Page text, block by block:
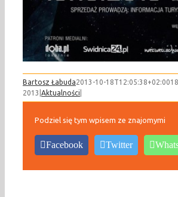
Bartosz Łabuda2013-10-18T12:05:38+02:00
2013 Aktualności
Podziel się tym wpisem ze znajomymi
Facebook Twitter